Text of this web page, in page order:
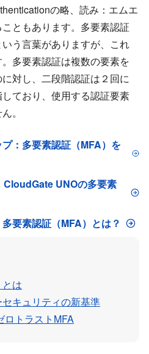
の略、読み：エムエ
ともあります。多要素認証
いう言葉がありますが、これ
多要素認証は複数の要素を
対し、二段階認証は２回に
ており、使用する認証要素
。
：多要素認証（MFA）を
CloudGate UNOの多要素
要素認証（MFA）とは？
は
キュリティの新基準
ロトラストMFA